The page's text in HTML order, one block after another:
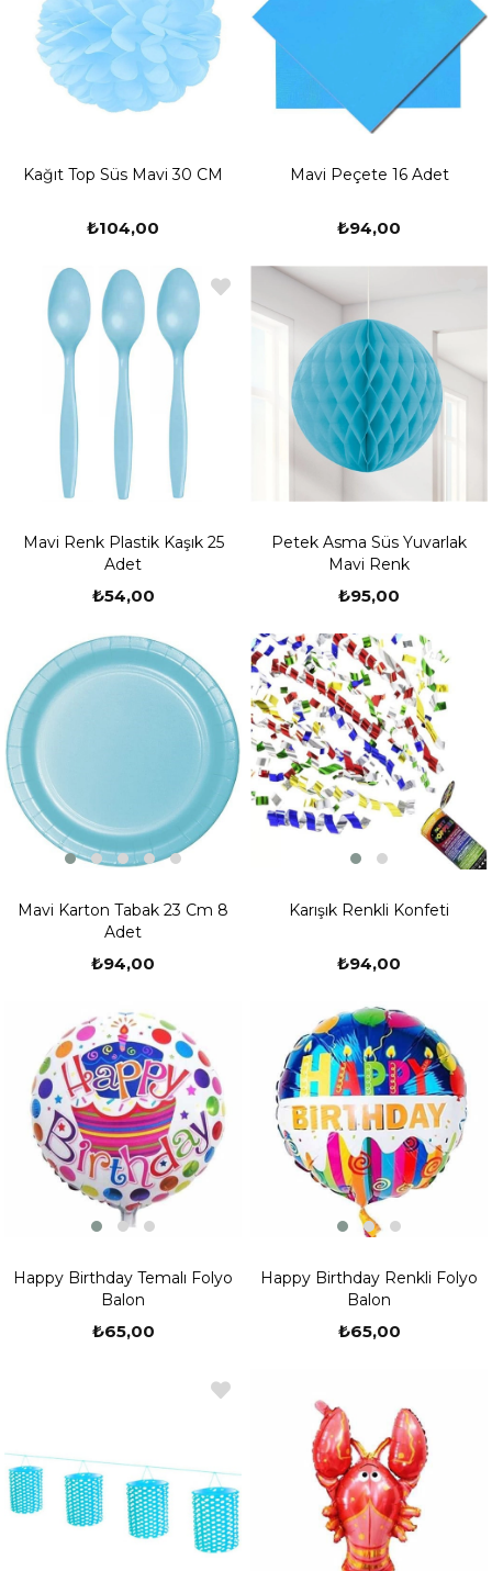
Kağıt Top Süs Mavi 30 CM
₺104,00
Mavi Peçete 16 Adet
₺94,00
Mavi Renk Plastik Kaşık 25
Adet
₺54,00
Petek Asma Süs Yuvarlak
Mavi Renk
₺95,00
Mavi Karton Tabak 23 Cm 8
Adet
₺94,00
Karışık Renkli Konfeti
₺94,00
Happy Birthday Temalı Folyo
Balon
₺65,00
Happy Birthday Renkli Folyo
Balon
₺65,00